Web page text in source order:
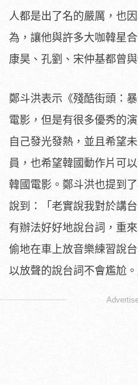
人都是出了名的嚴厲， 也
為，讓他與許多大咖韓星
康昊、孔劉、宋仲基都曾與
鄭斗洪表示《殘酷街頭：暴
電影，但是有很多優秀的演
自己發光發熱， 並且希望
員， 也希望韓國動作片可
韓國電影。 鄭斗洪也提到
說到：「 老實說我對於講
有辦法好好地說台詞， 重
偷地在車上放音樂練習說台
以放聲的說台詞不會尷尬。